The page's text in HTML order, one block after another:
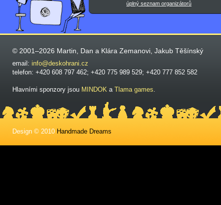
úplný seznam organizátorů
© 2001–2026 Martin, Dan a Klára Zemanovi, Jakub Těšínský
email: info@deskohrani.cz
telefon: +420 608 797 462; +420 775 989 529; +420 777 852 582
Hlavními sponzory jsou MINDOK a Tlama games.
Design © 2010 Handmade Dreams